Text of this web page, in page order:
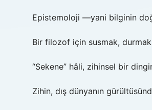
Epistemoloji —yani bilginin
Bir filozof için susmak, durmak
“Sekene” hâli, zihinsel bir
Zihin, dış dünyanın